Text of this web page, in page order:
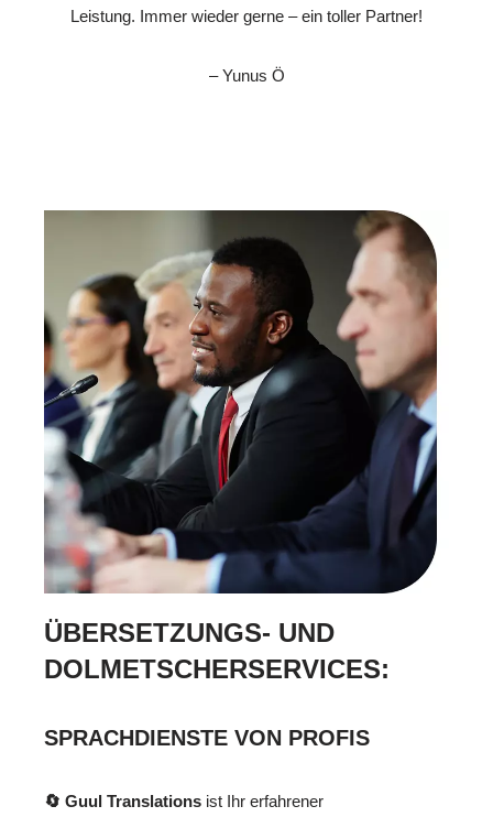
Leistung. Immer wieder gerne – ein toller Partner!
– Yunus Ö
ÜBERSETZUNGS- UND
DOLMETSCHERSERVICES:
SPRACHDIENSTE VON PROFIS
🔄 Guul Translations ist Ihr erfahrener